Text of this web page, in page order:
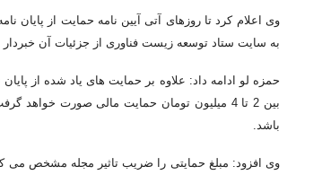
وی اعلام کرد تا روزهای آتی آیین نامه حمایت از پایان
به سایت ستاد توسعه زیست فناوری از جزئیات آن خبردار
بین 2 تا 4 میلیون تومان حمایت مالی صورت
باشد.